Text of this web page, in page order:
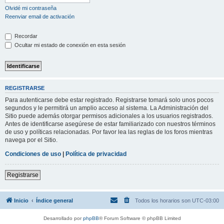
Olvidé mi contraseña
Reenviar email de activación
Recordar
Ocultar mi estado de conexión en esta sesión
REGISTRARSE
Para autenticarse debe estar registrado. Registrarse tomará solo unos pocos
segundos y le permitirá un amplio acceso al sistema. La Administración del
Sitio puede además otorgar permisos adicionales a los usuarios registrados.
Antes de identificarse asegúrese de estar familiarizado con nuestros términos
de uso y políticas relacionadas. Por favor lea las reglas de los foros mientras
navega por el Sitio.
Condiciones de uso | Política de privacidad
Registrarse
Inicio Índice general Todos los horarios son UTC-03:00
Desarrollado porphpBB® Forum Software © phpBB Limited